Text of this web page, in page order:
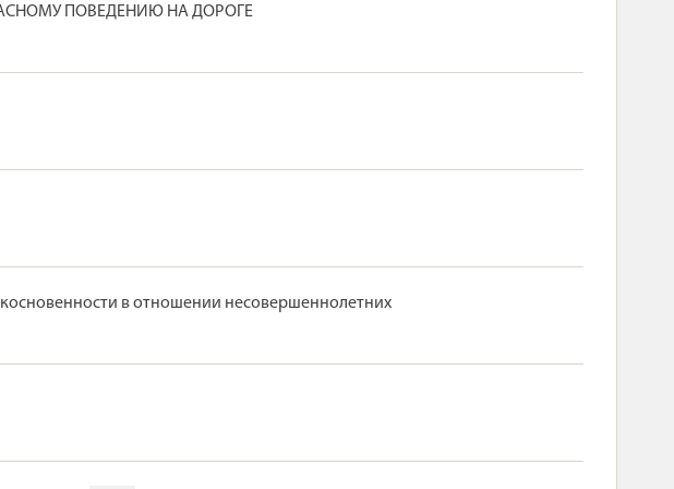
ПОВЕДЕНИЮ НА ДОРОГЕ
в отношении несовершеннолетних